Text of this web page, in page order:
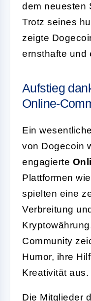
dem neuesten
Trotz seines
zeigte
ernsthafte und
Aufstieg
Online-
Ein
von Dogecoin
engagierte
Plattformen
spielten eine
Verbreitung
Community
Humor, ihre
Kreativität aus.
Die Mitglieder